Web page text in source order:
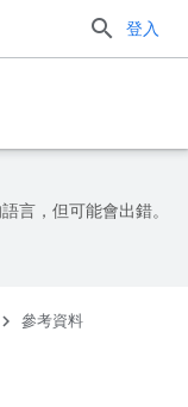
登入
言，但可能會出錯。
參考資料